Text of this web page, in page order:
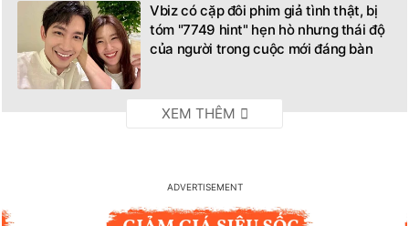
Vbiz có cặp đôi phim giả tình thật, bị
tóm "7749 hint" hẹn hò nhưng thái độ
của người trong cuộc mới đáng bàn